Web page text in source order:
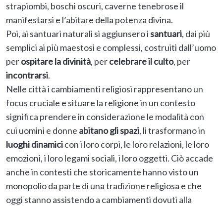
strapiombi, boschi oscuri, caverne tenebrose il
manifestarsi e l’abitare della potenza divina.
Poi, ai santuari naturali si aggiunsero isantuari, dai più
semplici ai più maestosi e complessi, costruiti dall’uomo
perospitare la divinità, percelebrare il culto, per
incontrarsi.
Nelle città i cambiamenti religiosi rappresentano un
focus cruciale e situare la religione in un contesto
significa prendere in considerazione le modalità con
cui uomini e donne abitano gli spazi, li trasformano in
luoghi dinamicicon i loro corpi, le loro relazioni, le loro
emozioni, i loro legami sociali, i loro oggetti. Ciò accade
anche in contesti che storicamente hanno visto un
monopolio da parte di una tradizione religiosa e che
oggi stanno assistendo a cambiamenti dovuti alla